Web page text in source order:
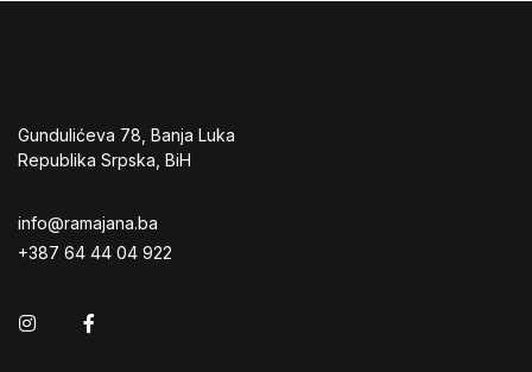
Gundulićeva 78, Banja Luka
Republika Srpska, BiH
info@ramajana.ba
+387 64 44 04 922
Instagram